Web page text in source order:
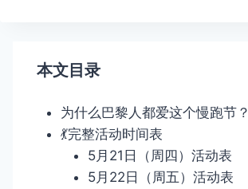
本文目录
为什么巴黎人都爱这个慢跑节？
💃完整活动时间表
5月21日（周四）活动表
5月22日（周五）活动表